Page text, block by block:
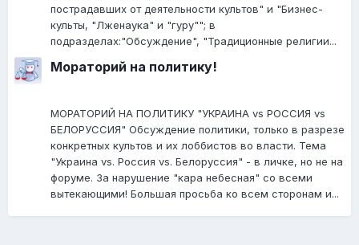
пострадавших от деятельности культов" и "Бизнес-
культы, "Лженаука" и "гуру""; в
подразделах:"Обсуждение", "Традиционные религии...
Мораторий на политику!
МОРАТОРИЙ НА ПОЛИТИКУ "УКРАИНА vs РОССИЯ vs
БЕЛОРУССИЯ" Обсуждение политики, только в разрезе
конкретных культов и их лоббистов во власти. Тема
"Украина vs. Россия vs. Белоруссия" - в личке, но не на
форуме. За нарушение "кара небесная" со всеми
вытекающими! Большая просьба ко всем сторонам и...